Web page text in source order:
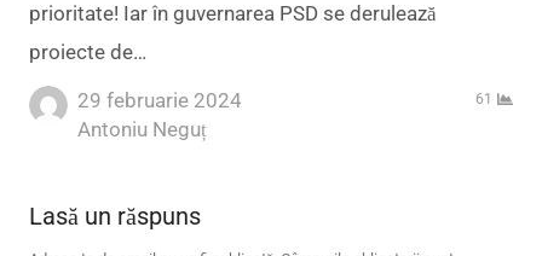
prioritate! Iar în guvernarea PSD se derulează
proiecte de…
29 februarie 2024
Author
Antoniu Neguț
61
Lasă un răspuns